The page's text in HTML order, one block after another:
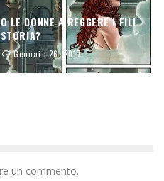
LE DONNE A REGGERE I FILI
Gennaio 26, 2017
un commento.